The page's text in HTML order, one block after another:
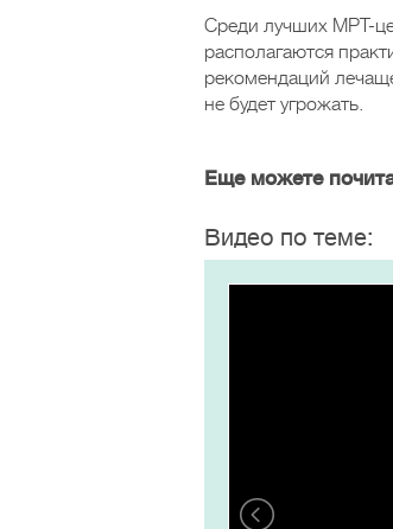
Среди лучших МРТ-
располагаются
рекомендаций
не будет угрожать.
Еще можете
Видео по теме: